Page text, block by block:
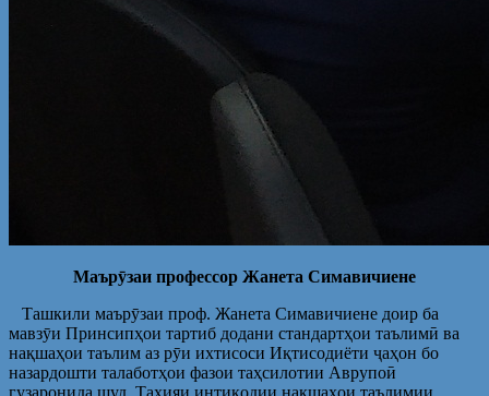
Маърӯзаи профессор Жанета Симавичиене
Ташкили маърӯзаи проф. Жанета Симавичиене доир ба
мавзӯи Принсипҳои тартиб додани стандартҳои таълимӣ ва
нақшаҳои таълим аз рӯи ихтисоси Иқтисодиёти ҷаҳон бо
назардошти талаботҳои фазои таҳсилотии Аврупоӣ
гузаронида шуд. Таҳияи интиқодии нақшаҳои таълимии